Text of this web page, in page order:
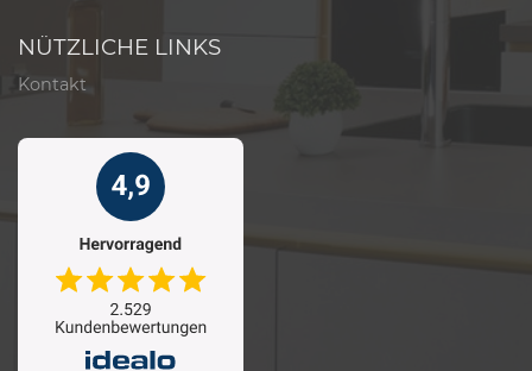
NÜTZLICHE LINKS
Kontakt